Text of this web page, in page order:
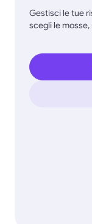
Gestisci le tue
scegli le